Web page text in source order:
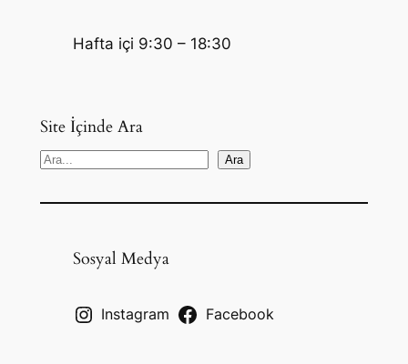
Hafta içi 9:30 – 18:30
Site İçinde Ara
S
a
Ara
Sosyal Medya
Instagram Facebook